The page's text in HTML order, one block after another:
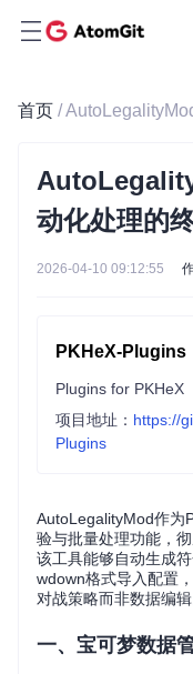
首页
动化处理的
2026-04-10 09:12:55
PKHeX-Plugins
Plugins for PKHeX
项目地址： https://
Plugins
AutoLegalityMod作为
验与批量处理功能，
该工具能够自动生成
wdown格式导入配置
对战策略而非数据编辑
一、宝可梦数据